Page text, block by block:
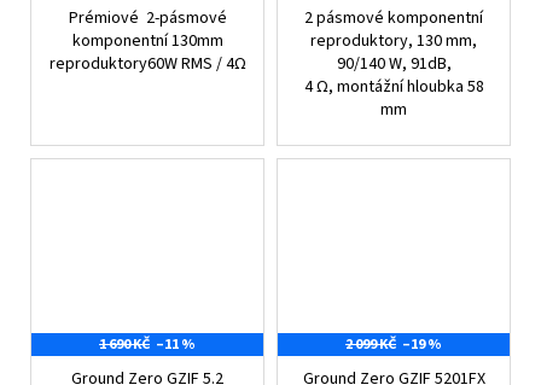
Prémiové 2-pásmové
komponentní 130mm
reproduktory60W RMS / 4Ω
2 pásmové komponentní
reproduktory, 130 mm,
90/140 W, 91dB,
4 Ω, montážní hloubka 58
mm
1 690 KČ –11 %
Ground Zero GZIF 5.2
2 099 KČ –19 %
Ground Zero GZIF 5201FX